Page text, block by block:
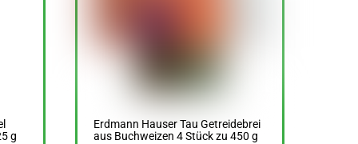
g
Erdmann Hauser Tau Getreidebrei
aus Buchweizen 4 Stück zu 450 g